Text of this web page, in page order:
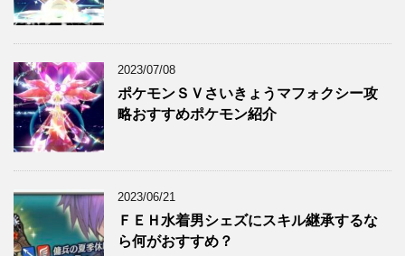
2023/07/08
ポケモンＳＶさいきょうマフォクシー攻
略おすすめポケモン紹介
2023/06/21
ＦＥＨ水着男シェズにスキル継承するな
ら何がおすすめ？